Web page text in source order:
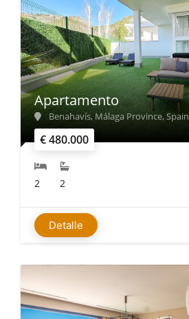
€ 480.000
Apartamento
Benahavís, Málaga Province, Spain
2 2
Detalle